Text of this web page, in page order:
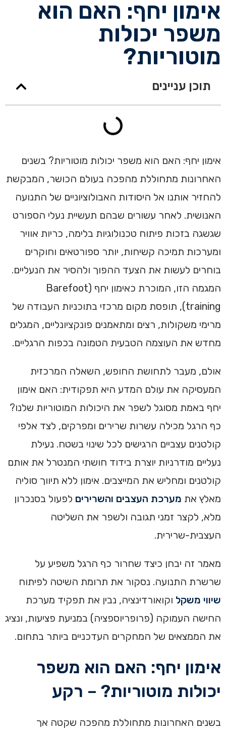
אימון יחף: האם הוא
משפר יכולות
מוטוריות?
תוכן עניינים
אימון יחף: האם הוא משפר יכולות מוטוריות? בשנים
האחרונות מתחוללת מהפכה בעולם הכושר, המבקשת
להחזיר אותנו אל היסודות האבולוציוניים של התנועה
האנושית. לאחר עשורים שבהם תעשיית נעלי הספורט
שגשגה בזכות פיתוח טכנולוגיות בלימה, כריות אוויר
ומערכות תמיכה קשיחות, יותר ספורטאים וחוקרים
בוחרים לעשות את הצעד ההפוך ולהסיר את הנעליים.
המגמה הזו, המוכרת כאימון יחף (Barefoot
training), תופסת מקום מרכזי בתוכניות העבודה של
מרימי משקולות, רצים ומתאמנים פונקציונליים, המגלים
מחדש את העוצמה הטבעית הטמונה בכפות הרגליים.
אולם, מעבר לתחושת החופש, השאלה המרכזית
המעסיקה את עולם המדע היא תפקודית: האם אימון
יחף באמת מסוגל לשפר את היכולות המוטוריות שלנו?
כף הרגל מכילה עשרות שרירים ומפרקים, לצד אלפי
קולטנים עצביים הרגישים לכל שינוי בשטח. נעילת
נעליים מודרניות יוצרת בידוד חושתי המנטרל את אותם
קולטנים ומחליש את המייצבים. אימון ללא תיווך סוליה
מאלץ את מערכת העצבים והשרירים לפעול בסנכרון
מלא, לקצר זמני תגובה ולשפר את השליטה
העצבית-שרירית.
מאמר זה יבחן כיצד שחרור כף הרגל משפיע על
שרשרת התנועה. נסקור את תרומת השיטה לפיתוח
שיווי משקל וקואורדינציה, נבין את תפקיד מערכת
החישה העמוקה (פרופריוספציה) במניעת פציעות, ונציג
את הממצאים של המחקרים העדכניים ביותר בתחום.
אימון יחף: האם הוא משפר
יכולות מוטוריות? – רקע
בשנים האחרונות מתחוללת מהפכה שקטה אך